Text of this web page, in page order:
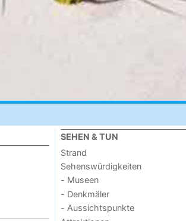
SEHEN & TUN
Strand
Sehenswürdigkeiten
- Museen
- Denkmäler
- Aussichtspunkte